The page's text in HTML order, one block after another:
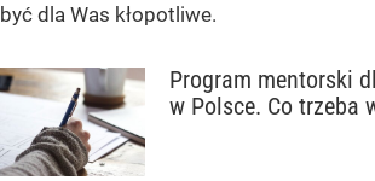
być dla Was kłopotliwe.
Program mentorski
w Polsce. Co trzeba